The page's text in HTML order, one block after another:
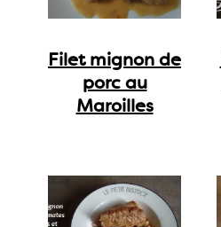
Filet mignon de
porc au
Maroilles